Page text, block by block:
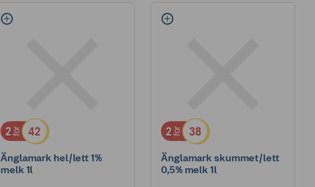
2for 42
Änglamark hel/lett 1%
melk 1l
2for 38
Änglamark skummet/lett
0,5% melk 1l